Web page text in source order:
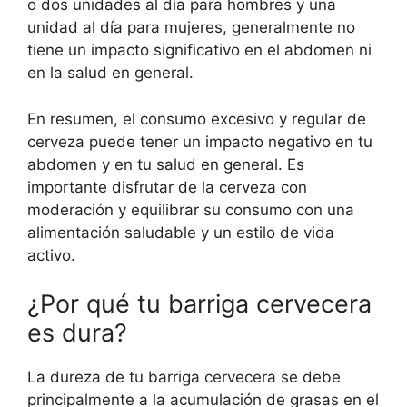
o dos unidades al día para hombres y una
unidad al día para mujeres, generalmente no
tiene un impacto significativo en el abdomen ni
en la salud en general.
En resumen, el consumo excesivo y regular de
cerveza puede tener un impacto negativo en tu
abdomen y en tu salud en general. Es
importante disfrutar de la cerveza con
moderación y equilibrar su consumo con una
alimentación saludable y un estilo de vida
activo.
¿Por qué tu barriga cervecera
es dura?
La dureza de tu barriga cervecera se debe
principalmente a la acumulación de grasas en el